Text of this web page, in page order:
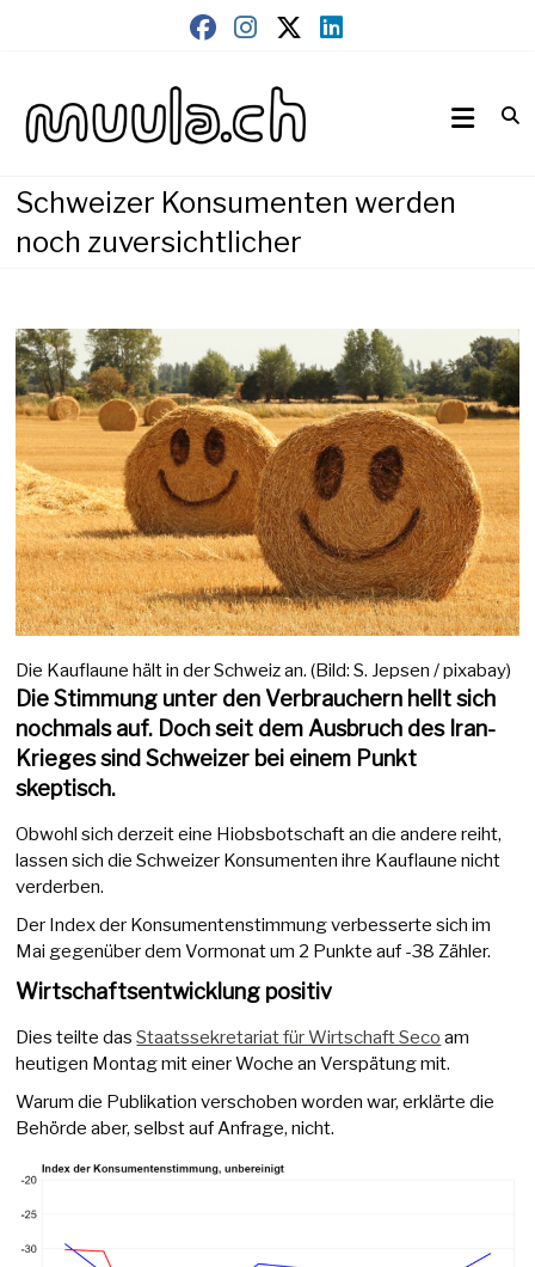
muula.ch
Schweizer Konsumenten werden
noch zuversichtlicher
Die Kauflaune hält in der Schweiz an. (Bild: S. Jepsen / pixabay)
Die Stimmung unter den Verbrauchern hellt sich
nochmals auf. Doch seit dem Ausbruch des Iran-
Krieges sind Schweizer bei einem Punkt
skeptisch.
Obwohl sich derzeit eine Hiobsbotschaft an die andere reiht,
lassen sich die Schweizer Konsumenten ihre Kauflaune nicht
verderben.
Der Index der Konsumentenstimmung verbesserte sich im
Mai gegenüber dem Vormonat um 2 Punkte auf -38 Zähler.
Wirtschaftsentwicklung positiv
Dies teilte dasStaatssekretariat für Wirtschaft Seco am
heutigen Montag mit einer Woche an Verspätung mit.
Warum die Publikation verschoben worden war, erklärte die
Behörde aber, selbst auf Anfrage, nicht.